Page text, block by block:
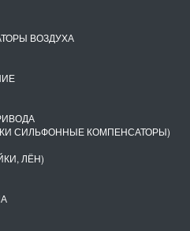
ВОЗДУХА
СИЛЬФОННЫЕ КОМПЕНСАТОРЫ)
ЛЁН)